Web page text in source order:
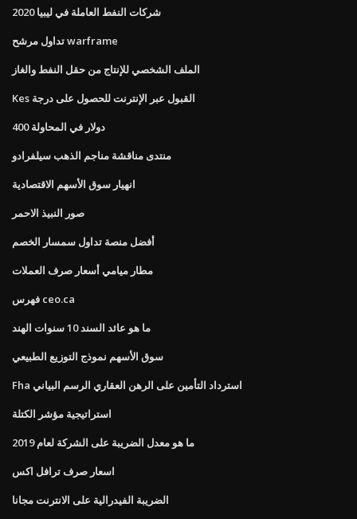
شركات النفط العاملة في ليبيا 2020
تداول مرشح warframe
الملف الشخصي للإنتاج من حقل النفط والغاز
Kes القبول عبر الإنترنت للحصول على درجة
400 دولار في المحاولة
منتدى مناقشة مناجم الذهب سيلفرادو
انهيار سوق الأسهم الاقتصادية
صور النبيذ الاحمر
أفضل منصة تداول سمسار الخصم
مطار ميامي أسعار صرف العملات
فهرس ceo.ca
ما هو عائد السند 10 سنوات الهند
سوق الأسهم نموذج التوزيع الطبيعي
Fha استرداد التأمين على الرهن العقاري الرسم البياني
استراتيجية مؤشر الكتلة
ما هو معدل الضريبة على الشركة لعام 2019
اسعار صرف ترافل اكس
الضريبة الفيدرالية على الانترنت مجانا